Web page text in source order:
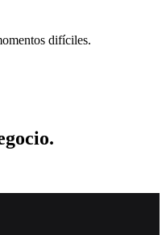
difíciles.